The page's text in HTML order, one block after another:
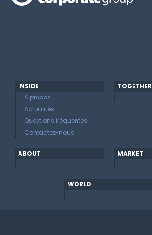
INSIDE
A propos
Actualités
Questions fréquentes
Contactez-nous
TOGETHER
ABOUT MARKET
WORLD